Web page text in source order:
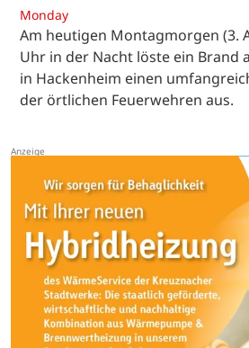
Monday
Am heutigen Montagmorgen (3.
Uhr in der Nacht löste ein Brand
in Hackenheim einen
der örtlichen Feuerwehren aus.